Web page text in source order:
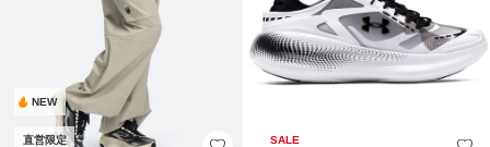
NEW
直営限定 SALE